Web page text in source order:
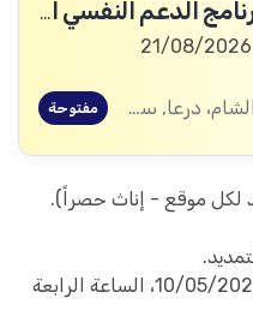
ميسر جلسات برنامج الدعم النفسي الاجتماعي
بصرى الشام، درعا, سعسع، ريف دمشق, المسيفرة، درعا, قدسيا، ريف دمشق, قطنا، ريف دمشق, مضايا، ريف دمشق, المزرعة، السويداء, الجيزة، درعا, الديماس، ريف دمشق, سرغايا، ريف دمشق, بيت جن، ريف دمشق, عين الفيجة، ريف دمشق, خربة غزالة، درعا, عش الشجرة، درعا, داعل، درعا, المزيريب، درعا, كوم الباشا، القنيطرة, جباتا الخشب، القنيطرة, ممتنة، القنيطرة, نبع الصخر، القنيطرة, خان أرنبة، القنيطرة, مشناف، السويداء مفتوحة
الأحد 10/05/2026، الساعة الرابعة